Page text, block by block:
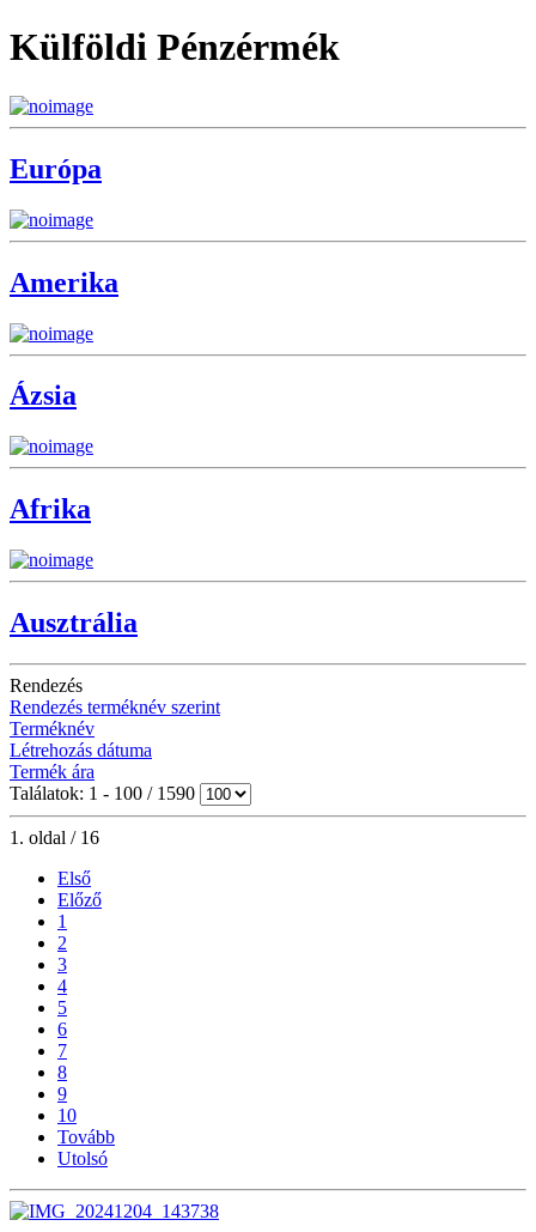
Külföldi Pénzérmék
Európa
Amerika
Ázsia
Afrika
Ausztrália
Rendezés
Rendezés terméknév szerint
Terméknév
Létrehozás dátuma
Termék ára
Találatok: 1 - 100 / 1590
1. oldal / 16
Első
Előző
1
2
3
4
5
6
7
8
9
10
Tovább
Utolsó